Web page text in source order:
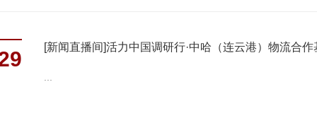
[新闻直播间]活力中国调研行·中哈（连云港）物流合